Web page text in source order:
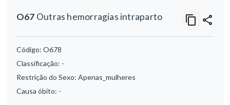
O67 Outras hemorragias intraparto
Código: O678
Classificação: -
Restrição do Sexo: Apenas_mulheres
Causa óbito: -